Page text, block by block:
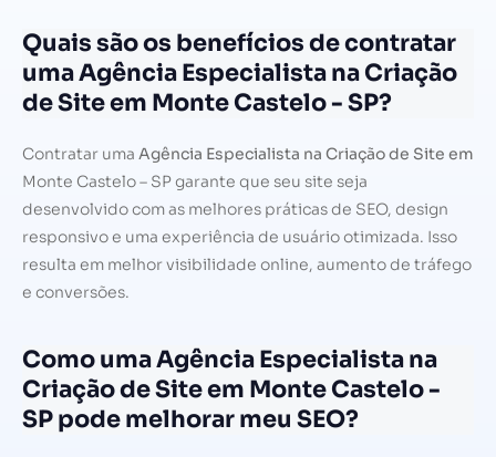
Quais são os benefícios de contratar
uma Agência Especialista na Criação
de Site em Monte Castelo - SP?
Contratar uma Agência Especialista na Criação de Site em
Monte Castelo – SP garante que seu site seja
desenvolvido com as melhores práticas de SEO, design
responsivo e uma experiência de usuário otimizada. Isso
resulta em melhor visibilidade online, aumento de tráfego
e conversões.
Como uma Agência Especialista na
Criação de Site em Monte Castelo -
SP pode melhorar meu SEO?